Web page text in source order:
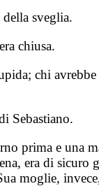
sveglia.
chiusa.
chi
Sebastiano.
prima e una
era di
moglie,